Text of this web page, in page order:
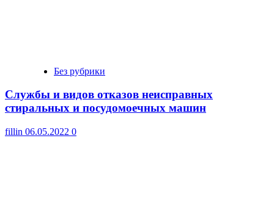
Без рубрики
Cлужбы и видов отказов неисправных
стиральных и посудомоечных машин
fillin 06.05.2022 0